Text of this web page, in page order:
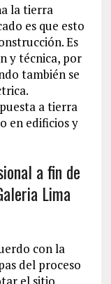
la tierra
es que esto
Es
y técnica, por
también se
a tierra
en edificios y
a fin de
Lima
con la
del proceso
el sitio